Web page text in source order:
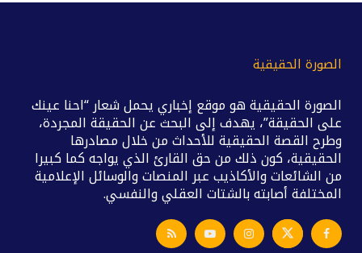
الصورة الحقيقية
الصورة الحقيقية هو موقع إخباري يحمل شعار “احنا عينك
على الحقيقة”، يهدف إلى البحث عن الحقيقة المجردة،
وطرح القصة الحقيقية للأحداث من خلال مصادرها
الحقيقية، كون ذلك من حق القارئ الذي يواجه كما كبيرا
من الشائعات والأكاذيب عبر المنصات والوسائل الإعلامية
المختلفة أصابته بالشتات العقلي والنفسي.